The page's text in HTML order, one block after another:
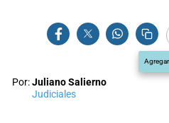
Por:Juliano Salierno
Judiciales